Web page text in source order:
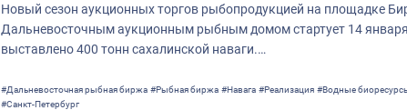
Новый сезон аукционных торгов рыбопродукцией на площадке
Дальневосточным аукционным рыбным домом стартует 14
выставлено 400 тонн сахалинской наваги.…
#Дальневосточная рыбная биржа #Рыбная биржа #Навага #Реализация #Водные
#Санкт-Петербург